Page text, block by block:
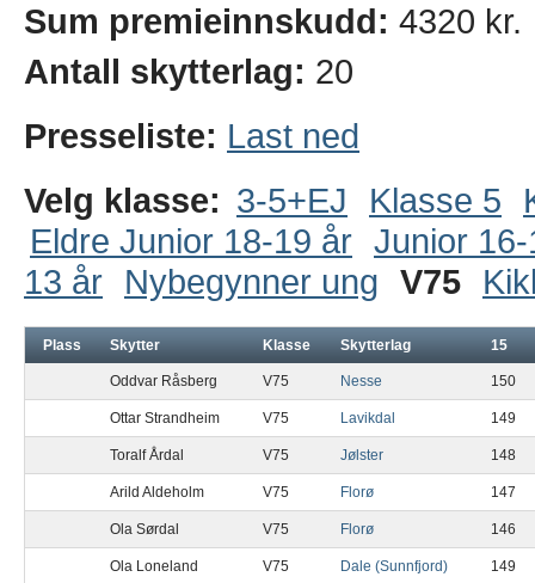
Sum premieinnskudd: 4320 kr.
Antall skytterlag: 20
Presseliste: Last ned
Velg klasse: 3-5+EJ Klasse 5
Eldre Junior 18-19 år Junior
13 år
Nybegynner ung V75
Plass Skytter Klasse Skytterlag 15
Oddvar Råsberg V75 Nesse 150
Ottar Strandheim V75 Lavikdal 149
Toralf Årdal V75 Jølster 148
Arild Aldeholm V75 Florø 147
Ola Sørdal V75 Florø 146
Ola Loneland V75 Dale (Sunnfjord) 149